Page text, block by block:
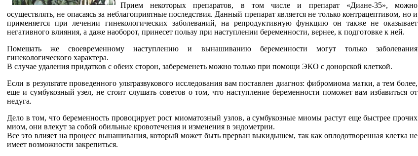
Прием некоторых препаратов, в том числе и препарат «Диане-35», можно
осуществлять, не опасаясь за неблагоприятные последствия. Данный препарат является не только контрацептивом, но и
применяется при лечении гинекологических заболеваний, на репродуктивную функцию он также не оказывает
негативного влияния, а даже наоборот, принесет пользу при наступлении беременности, вернее, к подготовке к ней.
Помешать же своевременному наступлению и вынашиванию беременности могут только заболевания
гинекологического характера.
В случае удаления придатков с обеих сторон, забеременеть можно только при помощи ЭКО с донорской клеткой.
Если в результате проведенного ультразвукового исследования вам поставлен диагноз: фибромиома матки, а тем более,
еще и сумбукозный узел, не стоит слушать советов о том, что наступление беременности поможет вам избавиться от
недуга.
Дело в том, что беременность провоцирует рост миоматозный узлов, а сумбукозные миомы растут еще быстрее прочих
миом, они влекут за собой обильные кровотечения и изменения в эндометрии.
Все это влияет на процесс вынашивания, который может быть прерван выкидышем, так как оплодотворенная клетка не
имеет возможности закрепиться.